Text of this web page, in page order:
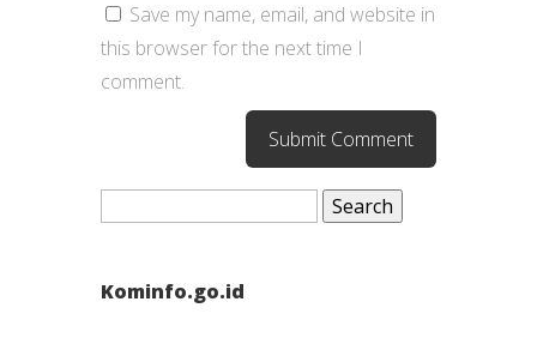
Save my name, email, and website in
this browser for the next time I
comment.
Search
Kominfo.go.id